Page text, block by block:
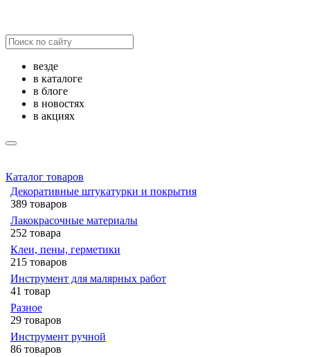
везде
в каталоге
в блоге
в новостях
в акциях
Каталог товаров
Декоративные штукатурки и покрытия
389 товаров
Лакокрасочные материалы
252 товара
Клеи, пены, герметики
215 товаров
Инструмент для малярных работ
41 товар
Разное
29 товаров
Инструмент ручной
86 товаров